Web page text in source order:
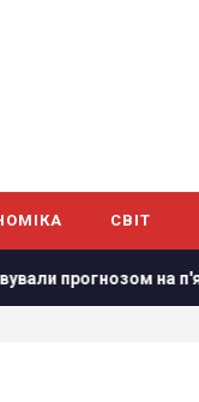
СВІТ
прогнозом на п'ятницю